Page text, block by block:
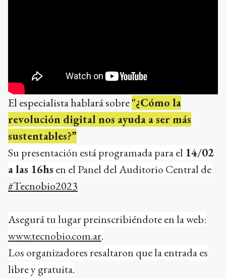
El especialista hablará sobre"¿Cómo la
revolución digital nos ayuda a ser más
sustentables?”
Su presentación está programada para el 14/02
a las 16hs en el Panel del Auditorio Central de
#Tecnobio2023
Asegurá tu lugar preinscribiéndote en la web:
www.tecnobio.com.ar.
Los organizadores resaltaron que la entrada es
libre y gratuita.